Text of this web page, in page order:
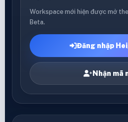
Workspace mới hiện được mở
Beta.
Đăng nhập
Nhận mã